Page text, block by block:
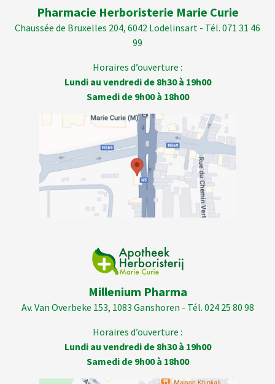
Pharmacie Herboristerie Marie Curie
Chaussée de Bruxelles 204, 6042 Lodelinsart - Tél. 071 31 46
99
Horaires d’ouverture :
Lundi au vendredi de 8h30 à 19h00
Samedi de 9h00 à 18h00
Millenium Pharma
Av. Van Overbeke 153, 1083 Ganshoren - Tél. 024 25 80 98
Horaires d’ouverture :
Lundi au vendredi de 8h30 à 19h00
Samedi de 9h00 à 18h00